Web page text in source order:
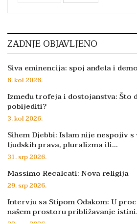
ZADNJE OBJAVLJENO
Siva eminencija: spoj anđela i
6. kol 2026.
Između trofeja i dostojanstva: Što
pobijediti?
3. kol 2026.
Sihem Djebbi: Islam nije nespojiv
ljudskih prava, pluralizma ili…
31. srp 2026.
Massimo Recalcati: Nova religija
29. srp 2026.
Intervju sa Stipom Odakom: U
našem prostoru približavanje